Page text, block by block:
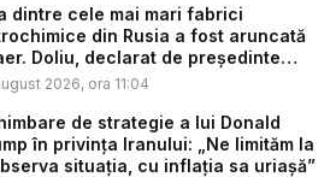
dintre cele mai mari fabrici
din Rusia a fost aruncată
Doliu, declarat de președinte
2026, ora 11:04
de strategie a lui Donald
în privința Iranului: „Ne limităm la
situația, cu inflația sa uriașă”